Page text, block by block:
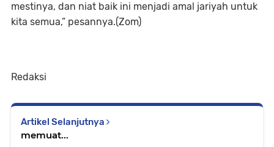
mestinya, dan niat baik ini menjadi amal jariyah untuk
kita semua,” pesannya.(Zom)
Redaksi
Artikel Selanjutnya
memuat...